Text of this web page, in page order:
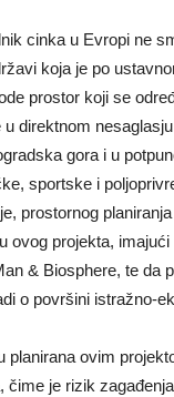
cinka u Evropi ne
koja je po
prostor koji se
u direktnom
gora i u
sportske i
prostornog
ovog projekta,
& Biosphere, te da
o površini istražno-
planirana ovim
čime je rizik